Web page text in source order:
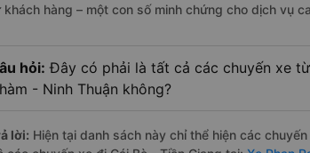
khách hàng – một con số minh chứng cho dịch vụ
hỏi: Đây có phải là tất cả các chuyến xe
- Ninh Thuận không?
lời: Hiện tại danh sách này chỉ thể hiện các